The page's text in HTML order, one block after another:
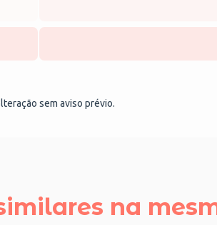
sem aviso prévio.
na